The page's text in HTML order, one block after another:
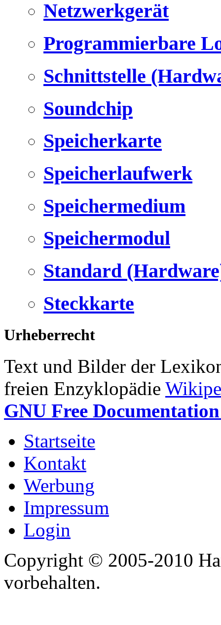
Netzwerkgerät
Programmierbare
Schnittstelle
Soundchip
Speicherkarte
Speicherlaufwerk
Speichermedium
Speichermodul
Standard
Steckkarte
Urheberrecht
Text und Bilder der
freien Enzyklopädie
GNU Free
Startseite
Kontakt
Werbung
Impressum
Login
Copyright © 2005-2010
vorbehalten.